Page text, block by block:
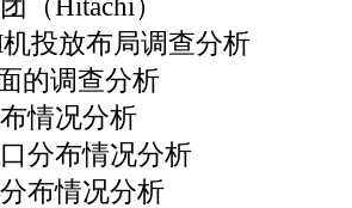
投放布局调查分析
的调查分析
情况分析
口分布情况分析
布情况分析